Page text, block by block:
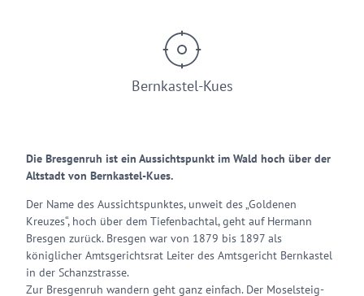
Bernkastel-Kues
Die Bresgenruh ist ein Aussichtspunkt im Wald hoch über der
Altstadt von Bernkastel-Kues.
Der Name des Aussichtspunktes, unweit des „Goldenen
Kreuzes“, hoch über dem Tiefenbachtal, geht auf Hermann
Bresgen zurück. Bresgen war von 1879 bis 1897 als
königlicher Amtsgerichtsrat Leiter des Amtsgericht Bernkastel
in der Schanzstrasse.
Zur Bresgenruh wandern geht ganz einfach. Der Moselsteig-